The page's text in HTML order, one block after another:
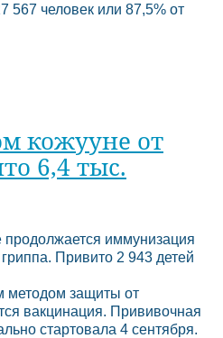
567 человек или 87,5% от
кожууне от
6,4 тыс.
продолжается иммунизация
Привито 2 943 детей
защиты от
вакцинация. Прививочная
стартовала 4 сентября.